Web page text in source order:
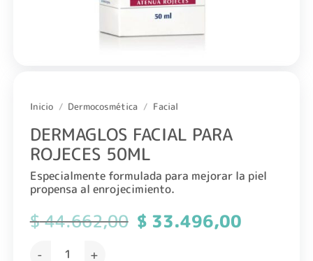
Inicio / Dermocosmética / Facial
DERMAGLOS FACIAL PARA
ROJECES 50ML
Especialmente formulada para mejorar la piel
propensa al enrojecimiento.
$44.662,00 El
precio
$33.496,00El
DERMAGLOS FACIAL PARA ROJECES 50ML cantidad